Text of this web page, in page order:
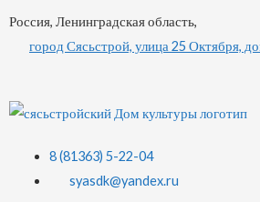
Россия, Ленинградская область,
город Сясьстрой, улица 25 Октября,
8 (81363) 5-22-04
syasdk@yandex.ru